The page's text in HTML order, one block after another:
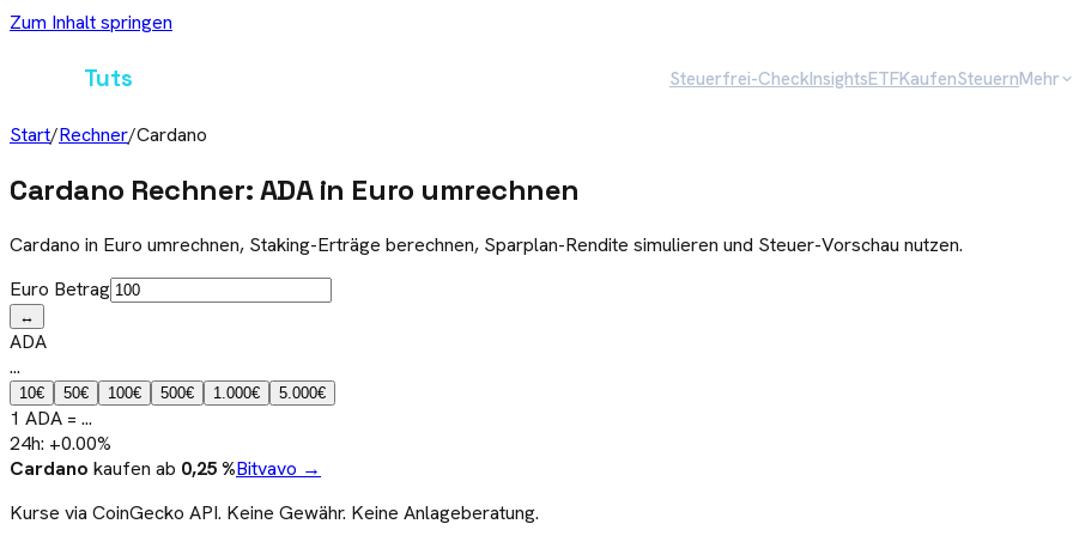
Zum Inhalt springen
Tuts Steuerfrei-CheckInsightsETFKaufenSteuernMehr
Start/Rechner/Cardano
Cardano Rechner: ADA in Euro umrechnen
Cardano in Euro umrechnen, Staking-Erträge berechnen, Sparplan-Rendite simulieren und Steuer-Vorschau nutzen.
Euro Betrag
↔
ADA
...
10€ 50€ 100€ 500€ 1.000€ 5.000€
1 ADA = ...
24h: +0.00%
Cardano kaufen ab 0,25 %Bitvavo →
Kurse via CoinGecko API. Keine Gewähr. Keine Anlageberatung.